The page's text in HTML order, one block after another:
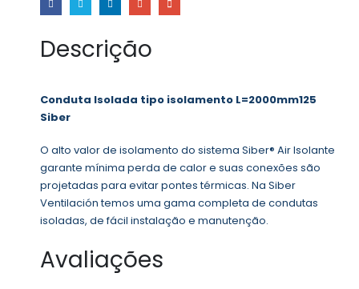
Descrição
Conduta Isolada tipo isolamento L=2000mm125
Siber
O alto valor de isolamento do sistema Siber® Air Isolante
garante mínima perda de calor e suas conexões são
projetadas para evitar pontes térmicas. Na Siber
Ventilación temos uma gama completa de condutas
isoladas, de fácil instalação e manutenção.
Avaliações